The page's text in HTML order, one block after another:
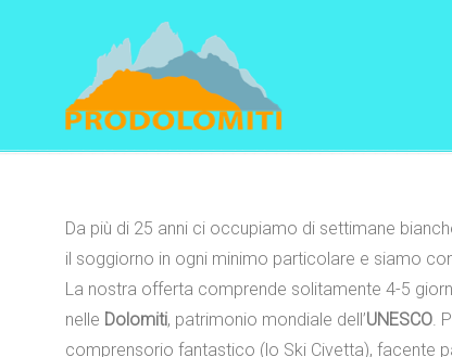
Da più di 25 anni ci occupiamo di settimane
il soggiorno in ogni minimo particolare e siamo
La nostra offerta comprende solitamente 4-5
nelle Dolomiti, patrimonio mondiale dell’UNESCO.
comprensorio fantastico (lo Ski Civetta), facente